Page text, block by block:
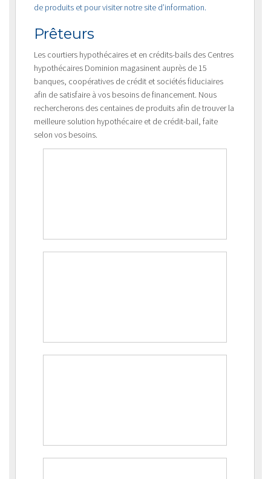
de produits et pour visiter notre site d’information.
Prêteurs
Les courtiers hypothécaires et en crédits-bails des Centres
hypothécaires Dominion magasinent auprès de 15
banques, coopératives de crédit et sociétés fiduciaires
afin de satisfaire à vos besoins de financement. Nous
rechercherons des centaines de produits afin de trouver la
meilleure solution hypothécaire et de crédit-bail, faite
selon vos besoins.